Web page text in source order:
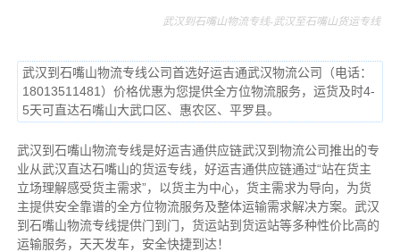
武汉到石嘴山物流专线-武汉至石嘴山货运专线
武汉到石嘴山物流专线公司首选好运吉通武汉物流公司（电话：
18013511481）价格优惠为您提供全方位物流服务，运货及时4-
5天可直达石嘴山大武口区、惠农区、平罗县。
武汉到石嘴山物流专线是好运吉通供应链武汉到物流公司推出的专
业从武汉直达石嘴山的货运专线，好运吉通供应链通过“站在货主
立场理解感受货主需求”，以货主为中心，货主需求为导向，为货
主提供安全靠谱的全方位物流服务及整体运输需求解决方案。武汉
到石嘴山物流专线提供门到门，货运站到货运站等多种性价比高的
运输服务，天天发车，安全快捷到达！